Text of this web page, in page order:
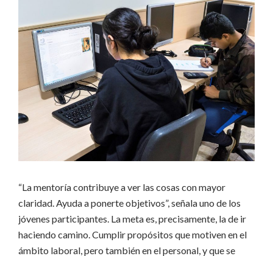
“La mentoría contribuye a ver las cosas con mayor
claridad. Ayuda a ponerte objetivos”, señala uno de los
jóvenes participantes. La meta es, precisamente, la de ir
haciendo camino. Cumplir propósitos que motiven en el
ámbito laboral, pero también en el personal, y que se